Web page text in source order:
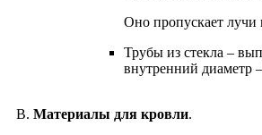
Оно пропускает лучи
Трубы из стекла –
внутренний диаметр
В. Материалы для кровли.